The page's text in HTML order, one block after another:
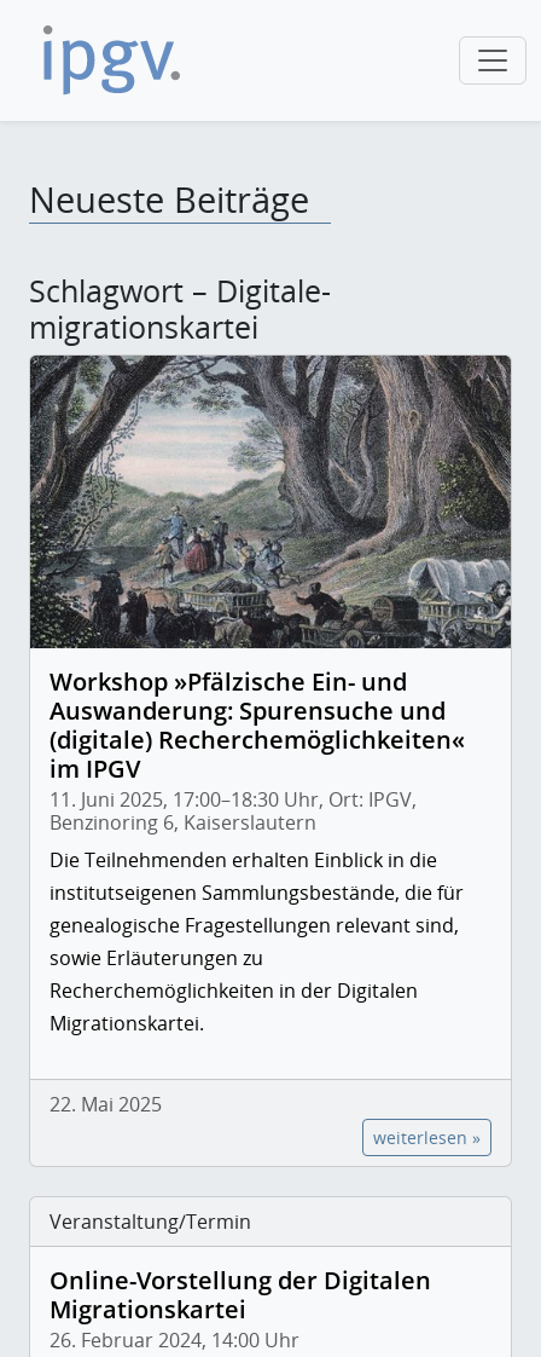
Neueste Beiträge
Schlagwort – Digitale-
migrationskartei
Workshop »Pfälzische Ein- und
Auswanderung: Spurensuche und
(digitale) Recherchemöglichkeiten«
im IPGV
11. Juni 2025, 17:00–18:30 Uhr, Ort: IPGV,
Benzinoring 6, Kaiserslautern
Die Teilnehmenden erhalten Einblick in die
institutseigenen Sammlungsbestände, die für
genealogische Fragestellungen relevant sind,
sowie Erläuterungen zu
Recherchemöglichkeiten in der Digitalen
Migrationskartei.
22. Mai 2025
weiterlesen »
Veranstaltung/Termin
Online-Vorstellung der Digitalen
Migrationskartei
26. Februar 2024, 14:00 Uhr